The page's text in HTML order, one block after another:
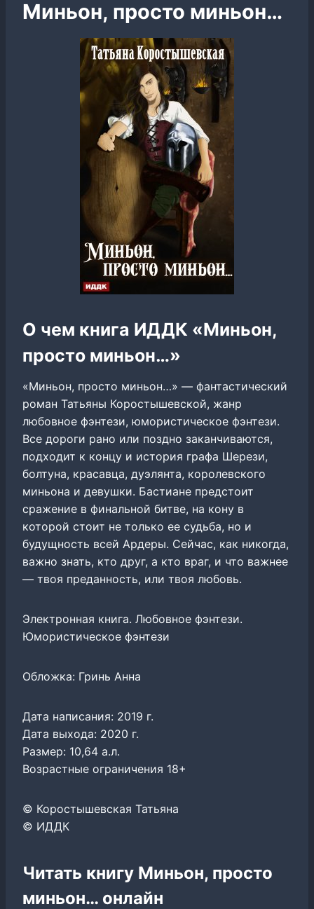
Миньон, просто миньон…
О чем книга ИДДК «Миньон,
просто миньон…»
«Миньон, просто миньон…» — фантастический
роман Татьяны Коростышевской, жанр
любовное фэнтези, юмористическое фэнтези.
Все дороги рано или поздно заканчиваются,
подходит к концу и история графа Шерези,
болтуна, красавца, дуэлянта, королевского
миньона и девушки. Бастиане предстоит
сражение в финальной битве, на кону в
которой стоит не только ее судьба, но и
будущность всей Ардеры. Сейчас, как никогда,
важно знать, кто друг, а кто враг, и что важнее
— твоя преданность, или твоя любовь.
Электронная книга. Любовное фэнтези.
Юмористическое фэнтези
Обложка: Гринь Анна
Дата написания: 2019 г.
Дата выхода: 2020 г.
Размер: 10,64 а.л.
Возрастные ограничения 18+
© Коростышевская Татьяна
© ИДДК
Читать книгу Миньон, просто
миньон… онлайн